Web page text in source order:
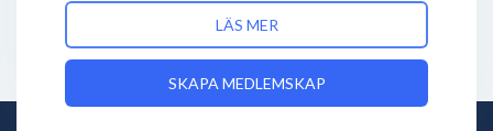
LÄS MER
SKAPA MEDLEMSKAP